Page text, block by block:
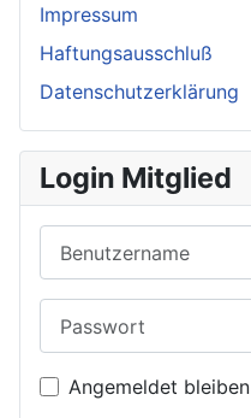
Impressum
Haftungsausschluß
Datenschutzerklärung
Login Mitglied
Angemeldet bleiben